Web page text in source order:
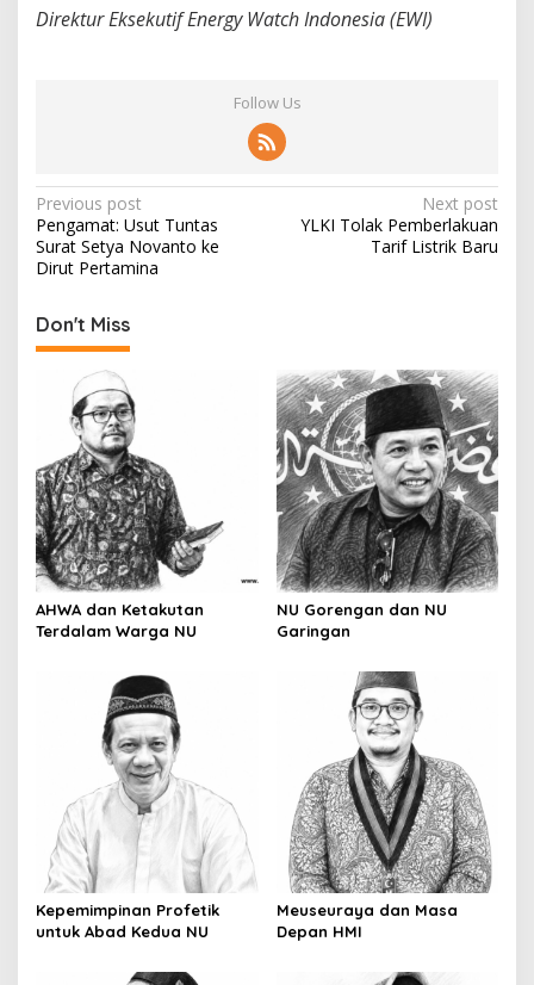
Direktur Eksekutif Energy Watch Indonesia (EWI)
Follow Us
P
o
s
t
n
g
a
t
i
o
n
Previous post
Pengamat: Usut Tuntas
Surat Setya Novanto ke
Dirut Pertamina
Next post
YLKI Tolak Pemberlakuan
Tarif Listrik Baru
Don't Miss
AHWA dan Ketakutan
Terdalam Warga NU
NU Gorengan dan NU
Garingan
Kepemimpinan Profetik
untuk Abad Kedua NU
Meuseuraya dan Masa
Depan HMI